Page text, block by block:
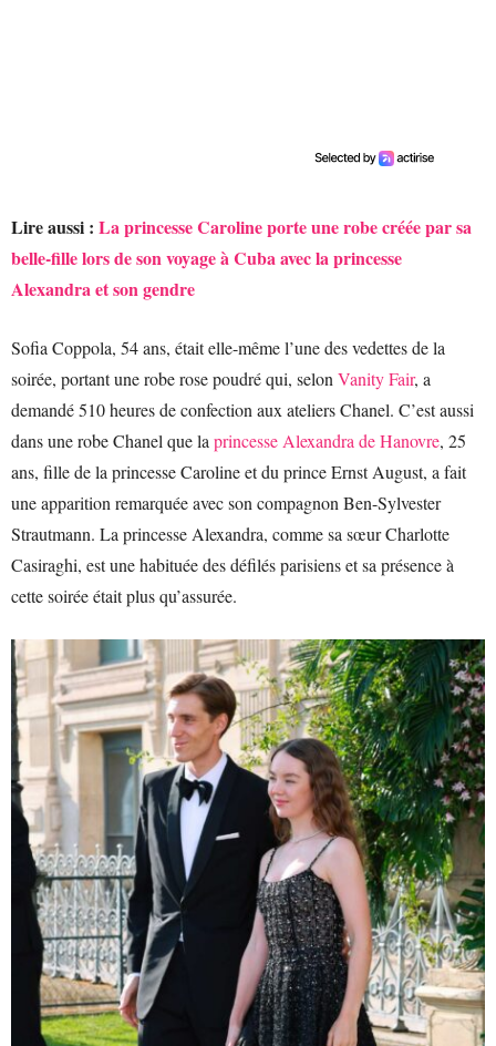
Lire aussi : La princesse Caroline porte une robe créée par sa
belle-fille lors de son voyage à Cuba avec la princesse
Alexandra et son gendre
Sofia Coppola, 54 ans, était elle-même l’une des vedettes de la
soirée, portant une robe rose poudré qui, selon Vanity Fair, a
demandé 510 heures de confection aux ateliers Chanel. C’est aussi
dans une robe Chanel que la princesse Alexandra de Hanovre, 25
ans, fille de la princesse Caroline et du prince Ernst August, a fait
une apparition remarquée avec son compagnon Ben-Sylvester
Strautmann. La princesse Alexandra, comme sa sœur Charlotte
Casiraghi, est une habituée des défilés parisiens et sa présence à
cette soirée était plus qu’assurée.